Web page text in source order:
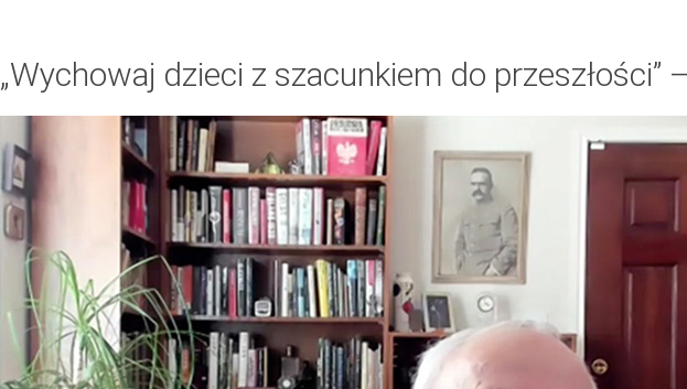
„Wychowaj dzieci z szacunkiem do